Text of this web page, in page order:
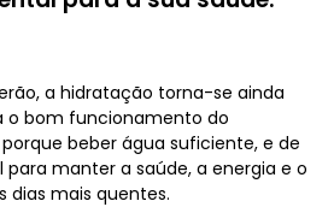
a hidratação torna-se ainda
o bom funcionamento do
beber água suficiente, e de
para manter a saúde, a energia e o
mais quentes.